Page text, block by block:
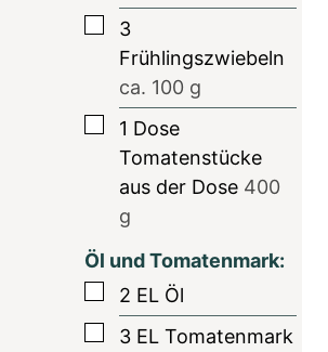
▢
3
Frühlingszwiebeln
ca. 100 g
▢
1 Dose
Tomatenstücke
aus der Dose 400
g
Öl und Tomatenmark:
▢
2 EL Öl
▢
3 EL Tomatenmark